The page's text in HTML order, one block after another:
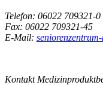
Telefon: 06022 709321-0
Fax: 06022 709321-45
E-Mail:
Kontakt